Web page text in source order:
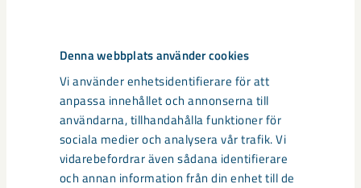
Denna webbplats använder cookies
Vi använder enhetsidentifierare för att
anpassa innehållet och annonserna till
användarna, tillhandahålla funktioner för
sociala medier och analysera vår trafik. Vi
vidarebefordrar även sådana identifierare
och annan information från din enhet till de
ligger c:a 70 m under avvägningspunkten. Hela sträckan är
på 3,3 km och stigningen omkring 200 meter.